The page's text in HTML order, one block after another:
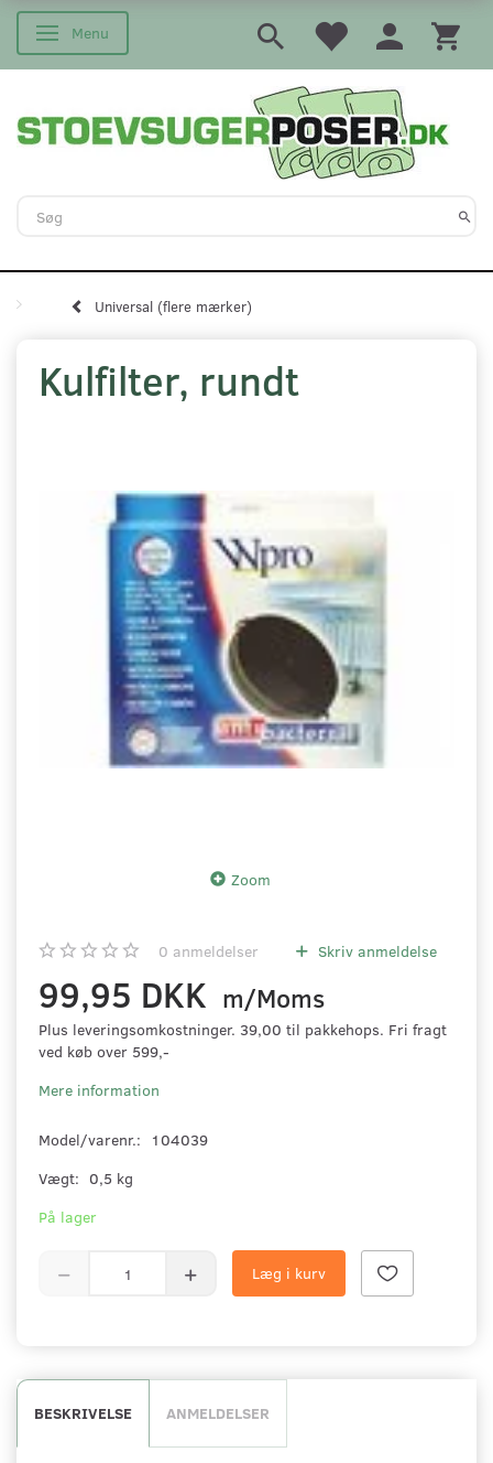
Skifte navigation
Menu
Universal (flere mærker)
Kulfilter, rundt
Zoom
0 anmeldelser Skriv anmeldelse
99,95 DKK m/Moms
Plus leveringsomkostninger. 39,00 til pakkehops. Fri fragt
ved køb over 599,-
Mere information
Model/varenr.:
104039
Vægt: 0,5 kg
På lager
Læg i kurv
BESKRIVELSE ANMELDELSER